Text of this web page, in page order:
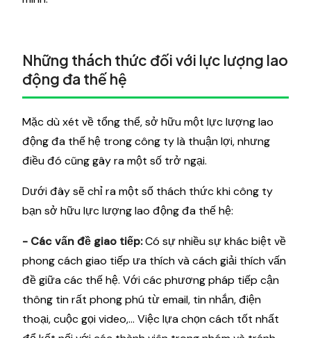
Những thách thức đối với lực lượng lao
động đa thế hệ
Mặc dù xét về tổng thể, sở hữu một lực lượng lao
động đa thế hệ trong công ty là thuận lợi, nhưng
điều đó cũng gây ra một số trở ngại.
Dưới đây sẽ chỉ ra một số thách thức khi công ty
bạn sở hữu lực lượng lao động đa thế hệ:
- Các vấn đề giao tiếp:Có sự nhiều sự khác biệt về
phong cách giao tiếp ưa thích và cách giải thích vấn
đề giữa các thế hệ. Với các phương pháp tiếp cận
thông tin rất phong phú từ email, tin nhắn, điện
thoại, cuộc gọi video,... Việc lựa chọn cách tốt nhất